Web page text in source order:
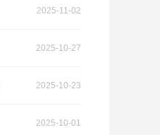
2025-11-02
2025-10-27
2025-10-23
2025-10-01